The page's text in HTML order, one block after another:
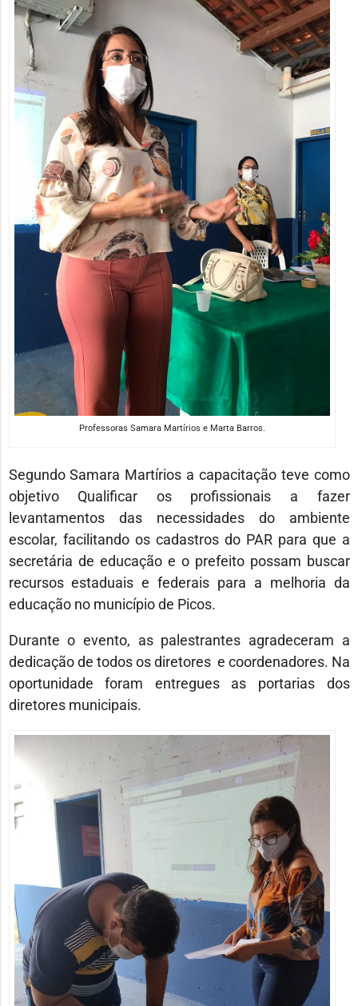
Professoras Samara Martírios e Marta Barros.
Segundo Samara Martírios a capacitação teve como
objetivo Qualificar os profissionais a fazer
levantamentos das necessidades do ambiente
escolar, facilitando os cadastros do PAR para que a
secretária de educação e o prefeito possam buscar
recursos estaduais e federais para a melhoria da
educação no município de Picos.
Durante o evento, as palestrantes agradeceram a
dedicação de todos os diretores e coordenadores. Na
oportunidade foram entregues as portarias dos
diretores municipais.